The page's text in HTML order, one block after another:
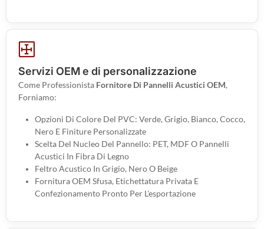
Servizi OEM e di personalizzazione
Come Professionista Fornitore Di Pannelli Acustici OEM,
Forniamo:
Opzioni Di Colore Del PVC: Verde, Grigio, Bianco, Cocco,
Nero E Finiture Personalizzate
Scelta Del Nucleo Del Pannello: PET, MDF O Pannelli
Acustici In Fibra Di Legno
Feltro Acustico In Grigio, Nero O Beige
Fornitura OEM Sfusa, Etichettatura Privata E
Confezionamento Pronto Per L'esportazione